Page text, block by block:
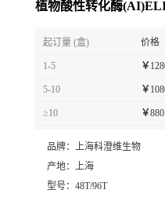
植物酸性转化酶
起订量 (盒) 价格
1-5 ￥
5-10 ￥
≥10 ￥
品牌：
上海科澄维生物
产地：
上海
型号： 48T/96T